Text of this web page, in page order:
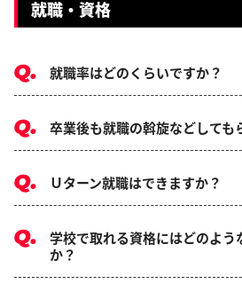
就職・資格
就職率はどのくらいですか？
卒業後も就職の斡旋などしても
Ｕターン就職はできますか？
学校で取れる資格にはどのよう
か？